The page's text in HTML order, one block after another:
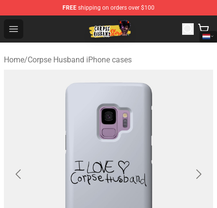
FREE shipping on orders over $100
Open menu
Corpse Husband Shop - Official Corpse Husband
Home/Corpse Husband iPhone cases